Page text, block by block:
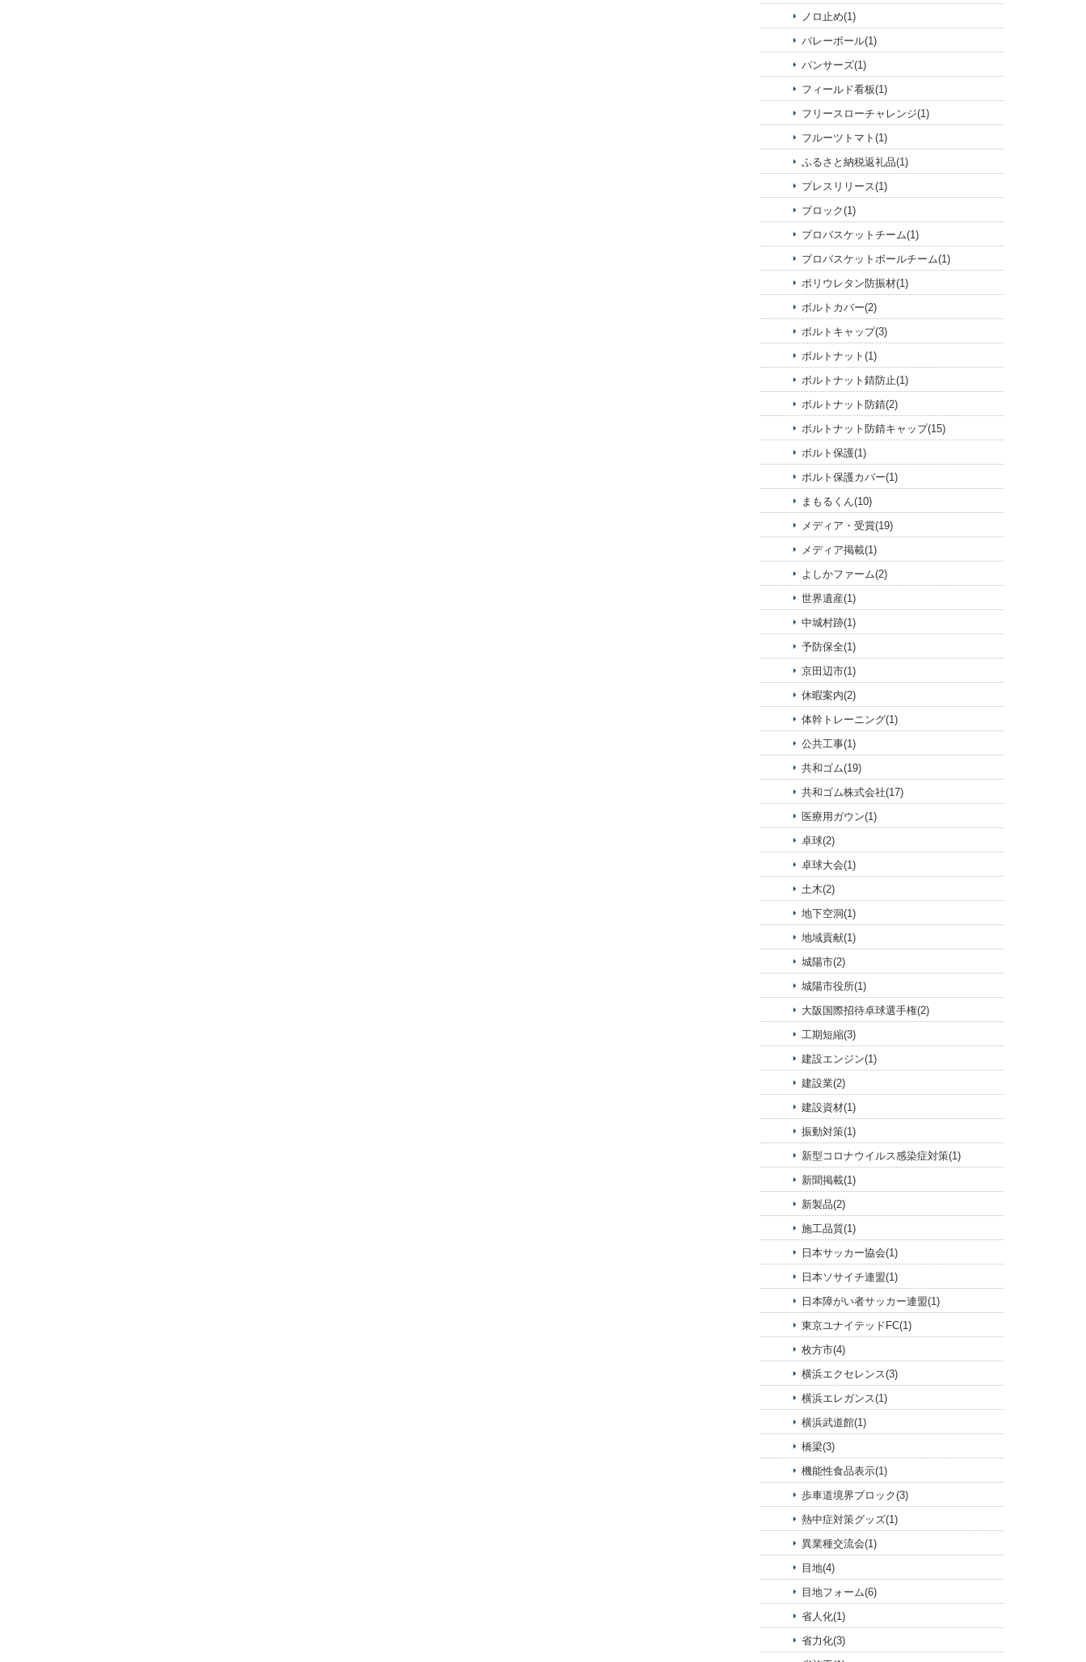
ノロ止め(1)
バレーボール(1)
パンサーズ(1)
フィールド看板(1)
フリースローチャレンジ(1)
フルーツトマト(1)
ふるさと納税返礼品(1)
プレスリリース(1)
ブロック(1)
プロバスケットチーム(1)
プロバスケットボールチーム(1)
ポリウレタン防振材(1)
ボルトカバー(2)
ボルトキャップ(3)
ボルトナット(1)
ボルトナット錆防止(1)
ボルトナット防錆(2)
ボルトナット防錆キャップ(15)
ボルト保護(1)
ボルト保護カバー(1)
まもるくん(10)
メディア・受賞(19)
メディア掲載(1)
よしかファーム(2)
世界遺産(1)
中城村跡(1)
予防保全(1)
京田辺市(1)
休暇案内(2)
体幹トレーニング(1)
公共工事(1)
共和ゴム(19)
共和ゴム株式会社(17)
医療用ガウン(1)
卓球(2)
卓球大会(1)
土木(2)
地下空洞(1)
地域貢献(1)
城陽市(2)
城陽市役所(1)
大阪国際招待卓球選手権(2)
工期短縮(3)
建設エンジン(1)
建設業(2)
建設資材(1)
振動対策(1)
新型コロナウイルス感染症対策(1)
新聞掲載(1)
新製品(2)
施工品質(1)
日本サッカー協会(1)
日本ソサイチ連盟(1)
日本障がい者サッカー連盟(1)
東京ユナイテッドFC(1)
枚方市(4)
横浜エクセレンス(3)
横浜エレガンス(1)
横浜武道館(1)
橋梁(3)
機能性食品表示(1)
歩車道境界ブロック(3)
熱中症対策グッズ(1)
異業種交流会(1)
目地(4)
目地フォーム(6)
省人化(1)
省力化(3)